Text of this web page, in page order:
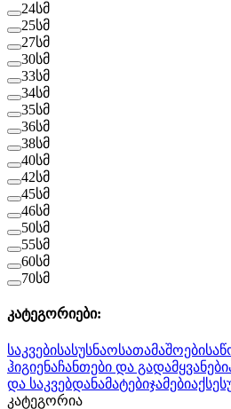
24სმ
25სმ
27სმ
30სმ
33სმ
34სმ
35სმ
36სმ
38სმ
40სმ
42სმ
45სმ
46სმ
50სმ
55სმ
60სმ
70სმ
კატეგორიები:
საკვებისასუსნაოსათამაშოები
ჰიგიენაჩანთები და გადამყვანები
და საკვებდანამატებიჯამები
კატეგორია